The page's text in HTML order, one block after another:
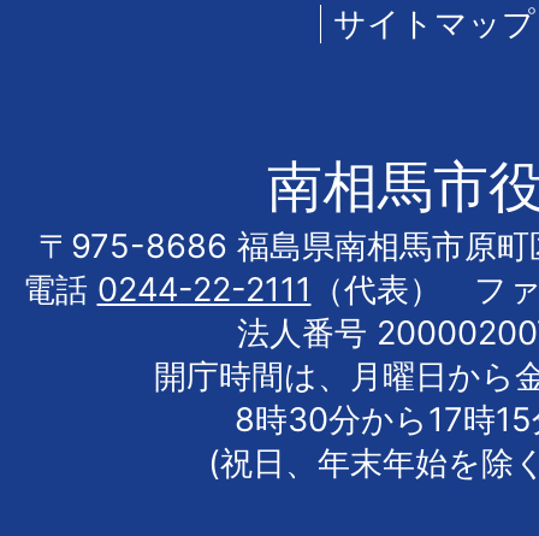
サイトマップ
南相馬市
〒975-8686 福島県南相馬市原町
電話 0244-22-2111
（代表） フ
法人番号
開庁時間は、月曜日から
8時30分から17時
(祝日、年末年始を除